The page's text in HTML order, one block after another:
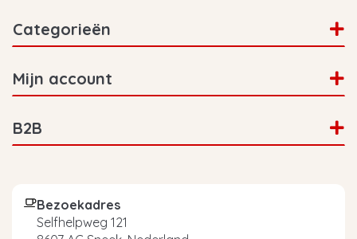
Categorieën
Mijn account
B2B
Bezoekadres
Selfhelpweg 121